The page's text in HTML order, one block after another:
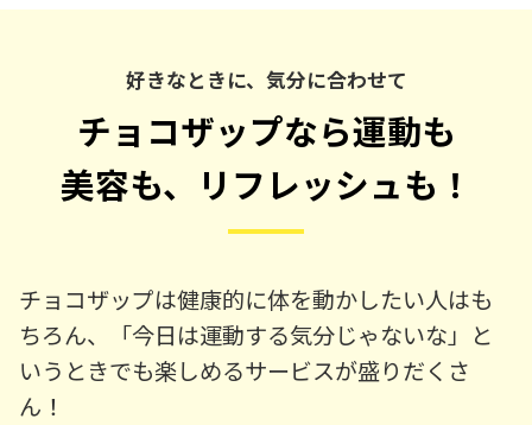
好きなときに、気分に合わせて
チョコザップなら運動も
美容も、リフレッシュも！
チョコザップは健康的に体を動かしたい人はも
ちろん、「今日は運動する気分じゃないな」と
いうときでも楽しめるサービスが盛りだくさ
ん！